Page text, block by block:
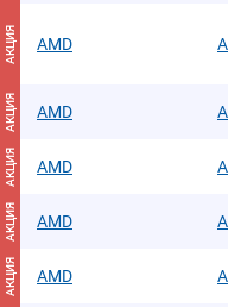
АКЦИЯ AMD
АКЦИЯ AMD
АКЦИЯ AMD
АКЦИЯ AMD
АКЦИЯ AMD